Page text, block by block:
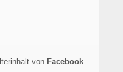
von Facebook.